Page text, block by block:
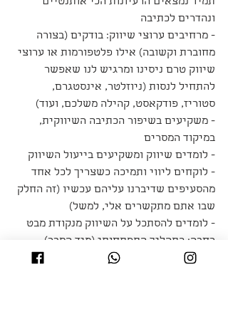
ונהדרים לכתיבה
- מרחיבים ערוצי שיווק: בודקים (בצורה
מחוברת וקשובה) אילו פלטפורמות או ערוצי
שיווק טרם ניסינו ומרגיש לנו שאפשר
להתחיל לנסות (ניוזלטר, אינסטגרם,
סטוריז, פודקאסט, קהילה משלכם, ועוד)
- משקיעים בשיפור הכתיבה השיווקית,
במיקוד המסרים
- לומדים שיווק ומשקיעים בייעול השיווק
- לוקחים ליווי ותמיכה כשצריך לכל אחד
מהסעיפים שדיברנו עליהם עכשיו (זה החלק
שבו אתם מתקשרים אלי, למשל)
- לומדים להסתכל על השיווק מנקודת מבט
רחבה: כתהליך התפתחותי (מיד הסבר)